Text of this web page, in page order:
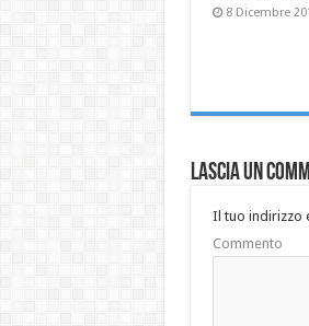
8 Dicembre
Lascia un
Il tuo indirizzo
Commento